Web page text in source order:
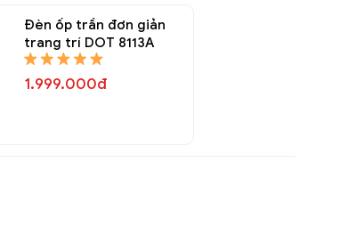
Đèn ốp trần đơn giản
trang trí DOT 8113A
1.999.000đ